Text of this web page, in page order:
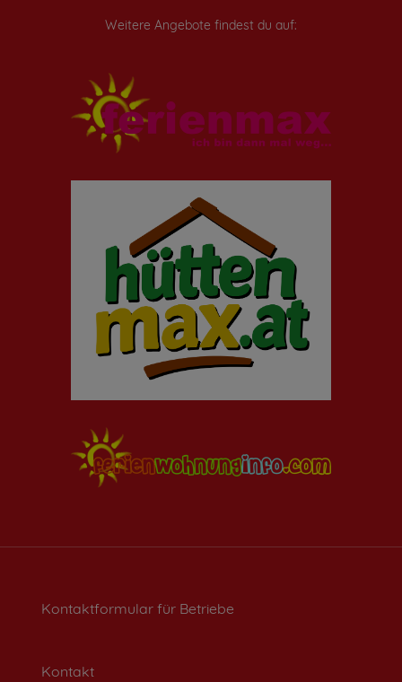
Weitere Angebote findest du auf:
Kontaktformular für Betriebe
Kontakt